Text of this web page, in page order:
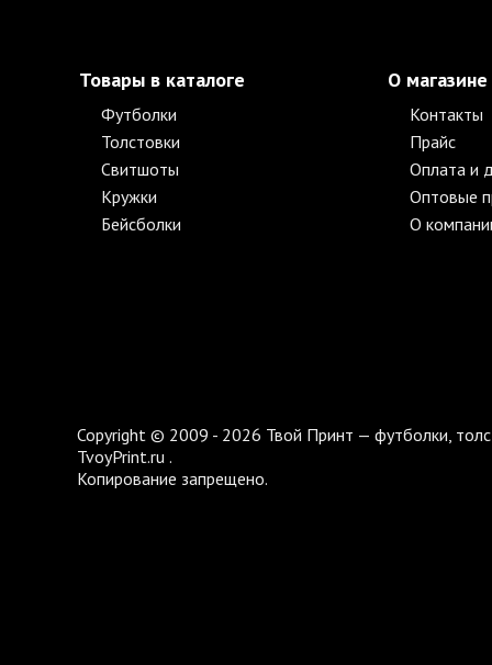
Товары в каталоге
Футболки
Толстовки
Свитшоты
Кружки
Бейсболки
О магазине
Контакты
Прайс
Оплата и
Оптовые
О
Copyright © 2009 - 2026 Твой Принт — футболки,
TvoyPrint.ru .
Копирование запрещено.